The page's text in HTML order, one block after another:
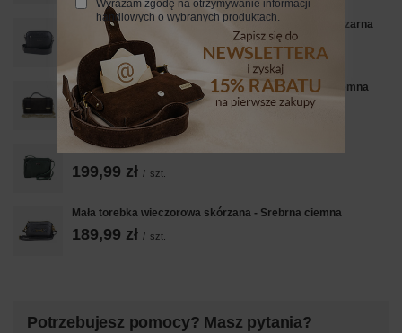
Listonoszka damska na szerokim pasku skórzana - Czarna
219,99 zł szt.
Zamszowa torebka Barberinis wizytowa - Brązowa ciemna
149,99 zł szt.
Listonoszka skórzana z kieszeniami - Zielona ciemna
199,99 zł / szt.
Mała torebka wieczorowa skórzana - Srebrna ciemna
189,99 zł / szt.
Potrzebujesz pomocy? Masz pytania?
Wyrażam zgodę na otrzymywanie informacji
handlowych o wybranych produktach.